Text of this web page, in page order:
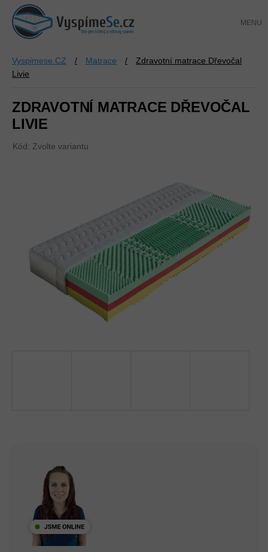
Přejít
obsah
KOŠÍK
Vyspimese.CZ / Matrace /
Zdravotní matrace Dřevočal
Livie
ZDRAVOTNÍ MATRACE DŘEVOČAL
LIVIE
Kód: Zvolte variantu